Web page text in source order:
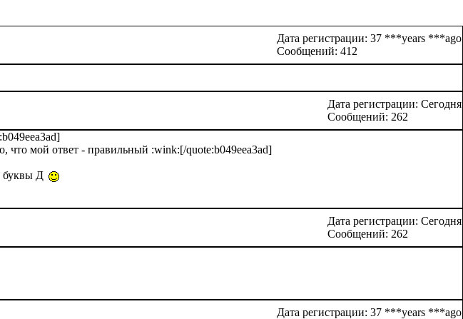
Дата регистрации: 37 ***years ***ago
Сообщений: 412
Дата регистрации: Сегодня
Сообщений: 262
мой ответ - правильный :wink:[/quote:b049eea3ad]
буквы Д
Дата регистрации: Сегодня
Сообщений: 262
Дата регистрации: 37 ***years ***ago